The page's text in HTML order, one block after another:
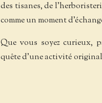
des tisanes, de
comme un moment
Que vous soyez curieux,
quête d'une activité